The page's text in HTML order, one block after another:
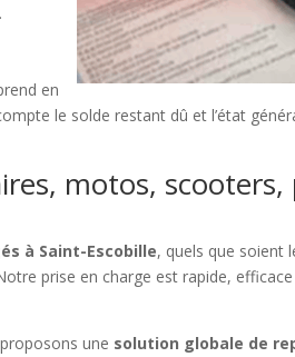
en
le solde restant dû et l’état
motos, scooters,
à Saint-Escobille, quels que soient
prise en charge est rapide,
une solution globale de